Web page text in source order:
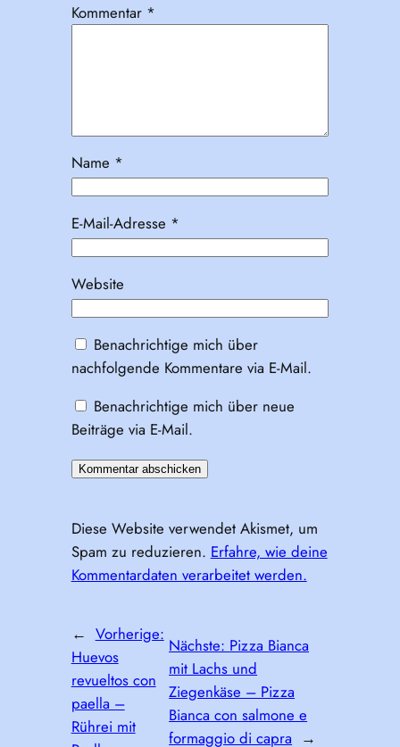
Kommentar *
Name *
E-Mail-Adresse *
Website
Benachrichtige mich über
nachfolgende Kommentare via E-Mail.
Benachrichtige mich über neue
Beiträge via E-Mail.
Diese Website verwendet Akismet, um
Spam zu reduzieren. Erfahre, wie deine
Kommentardaten verarbeitet werden.
← Vorherige:
Huevos
revueltos con
paella –
Rührei mit
Nächste: Pizza Bianca
mit Lachs und
Ziegenkäse – Pizza
Bianca con salmone e
formaggio di capra →